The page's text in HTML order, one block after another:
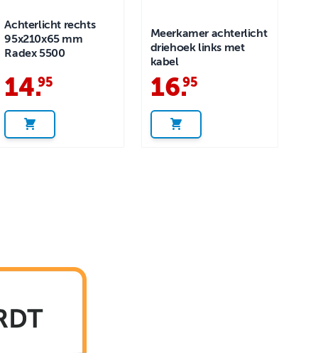
Achterlicht rechts
95x210x65 mm
Radex 5500
14.
95
Meerkamer achterlicht
driehoek links met
kabel
16.
95